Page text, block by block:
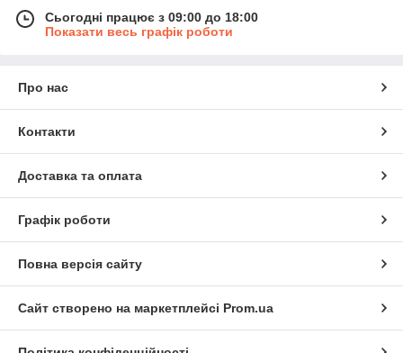
Сьогодні працює з 09:00 до 18:00
Показати весь графік роботи
Про нас
Контакти
Доставка та оплата
Графік роботи
Повна версія сайту
Сайт створено на маркетплейсі Prom.ua